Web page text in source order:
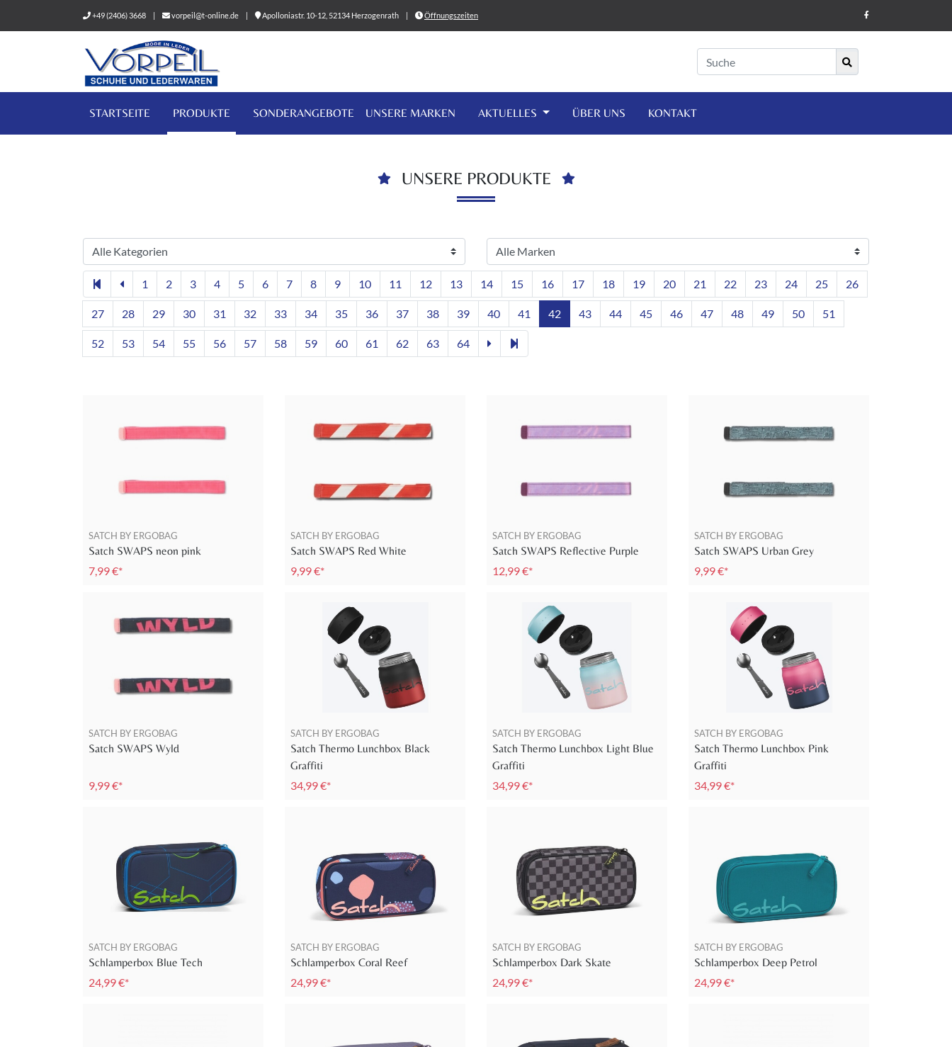
+49 (2406) 3668 | vorpeil@t-online.de | Apolloniastr. 10-12, 52134 Herzogenrath | Öffnungszeiten
STARTSEITE PRODUKTE SONDERANGEBOTE UNSERE MARKEN AKTUELLES ÜBER UNS KONTAKT
UNSERE PRODUKTE
1 2 3 4 5 6 7 8 9 10 11 12 13 14 15 16 17 18 19 20 21 22 23 24 25 26
27 28 29 30 31 32 33 34 35 36 37 38 39 40 41 42 43 44 45 46 47 48 49 50 51
52 53 54 55 56 57 58 59 60 61 62 63 64
SATCH BY ERGOBAG
Satch SWAPS neon pink
7,99 €*
SATCH BY ERGOBAG
Satch SWAPS Red White
9,99 €*
SATCH BY ERGOBAG
Satch SWAPS Reflective Purple
12,99 €*
SATCH BY ERGOBAG
Satch SWAPS Urban Grey
9,99 €*
SATCH BY ERGOBAG
Satch SWAPS Wyld
9,99 €*
SATCH BY ERGOBAG
Satch Thermo Lunchbox Black
Graffiti
34,99 €*
SATCH BY ERGOBAG
Satch Thermo Lunchbox Light Blue
Graffiti
34,99 €*
SATCH BY ERGOBAG
Satch Thermo Lunchbox Pink
Graffiti
34,99 €*
SATCH BY ERGOBAG
Schlamperbox Blue Tech
24,99 €*
SATCH BY ERGOBAG
Schlamperbox Coral Reef
24,99 €*
SATCH BY ERGOBAG
Schlamperbox Dark Skate
24,99 €*
SATCH BY ERGOBAG
Schlamperbox Deep Petrol
24,99 €*